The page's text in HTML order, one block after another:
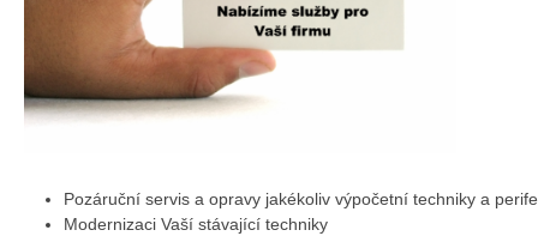
Pozáruční servis a opravy jakékoliv výpočetní techniky a
Modernizaci Vaší stávající techniky